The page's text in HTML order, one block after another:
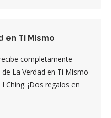
en Ti Mismo
completamente
La Verdad en Ti Mismo
Ching. ¡Dos regalos en